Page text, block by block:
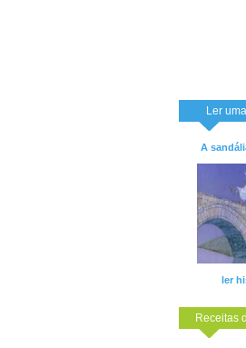
Ler
A
ler
Receitas